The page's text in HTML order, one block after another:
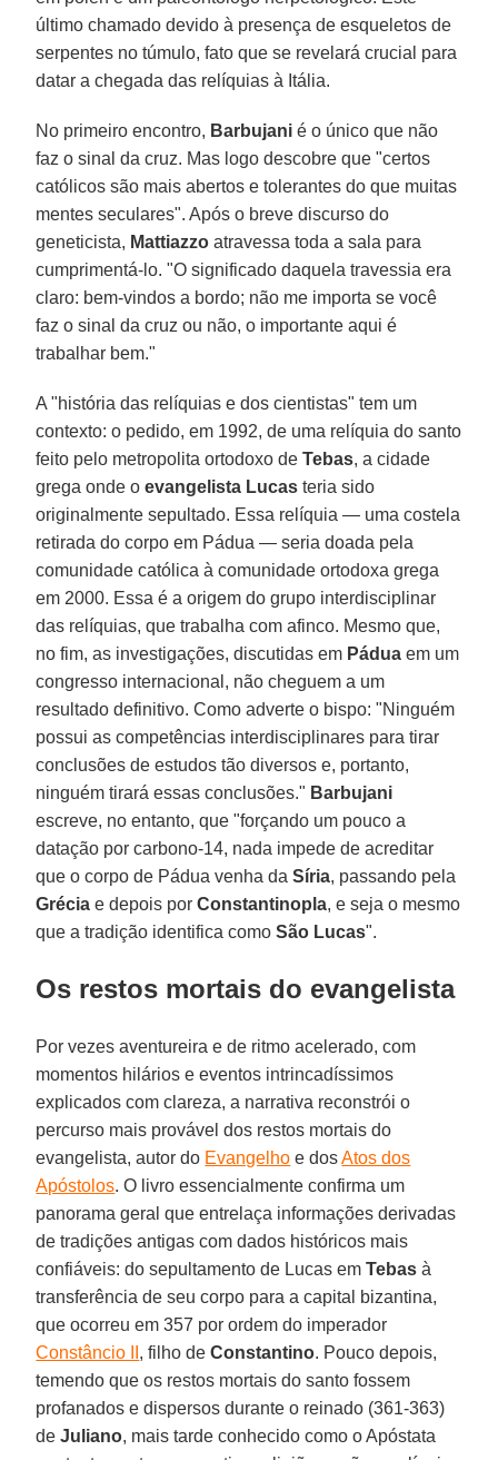
último chamado devido à presença de esqueletos de
serpentes no túmulo, fato que se revelará crucial para
datar a chegada das relíquias à Itália.
No primeiro encontro, Barbujani é o único que não
faz o sinal da cruz. Mas logo descobre que "certos
católicos são mais abertos e tolerantes do que muitas
mentes seculares". Após o breve discurso do
geneticista, Mattiazzo atravessa toda a sala para
cumprimentá-lo. "O significado daquela travessia era
claro: bem-vindos a bordo; não me importa se você
faz o sinal da cruz ou não, o importante aqui é
trabalhar bem."
A "história das relíquias e dos cientistas" tem um
contexto: o pedido, em 1992, de uma relíquia do santo
feito pelo metropolita ortodoxo deTebas, a cidade
grega onde oevangelista Lucas teria sido
originalmente sepultado. Essa relíquia — uma costela
retirada do corpo em Pádua — seria doada pela
comunidade católica à comunidade ortodoxa grega
em 2000. Essa é a origem do grupo interdisciplinar
das relíquias, que trabalha com afinco. Mesmo que,
no fim, as investigações, discutidas em Pádua em um
congresso internacional, não cheguem a um
resultado definitivo. Como adverte o bispo: "Ninguém
possui as competências interdisciplinares para tirar
conclusões de estudos tão diversos e, portanto,
ninguém tirará essas conclusões." Barbujani
escreve, no entanto, que "forçando um pouco a
datação por carbono-14, nada impede de acreditar
que o corpo de Pádua venha da Síria, passando pela
Grécia e depois porConstantinopla, e seja o mesmo
que a tradição identifica comoSão Lucas".
Os restos mortais do evangelista
Por vezes aventureira e de ritmo acelerado, com
momentos hilários e eventos intrincadíssimos
explicados com clareza, a narrativa reconstrói o
percurso mais provável dos restos mortais do
evangelista, autor do Evangelho e dosAtos dos
Apóstolos. O livro essencialmente confirma um
panorama geral que entrelaça informações derivadas
de tradições antigas com dados históricos mais
confiáveis: do sepultamento de Lucas emTebas à
transferência de seu corpo para a capital bizantina,
que ocorreu em 357 por ordem do imperador
Constâncio II , filho deConstantino. Pouco depois,
temendo que os restos mortais do santo fossem
profanados e dispersos durante o reinado (361-363)
deJuliano, mais tarde conhecido como o Apóstata